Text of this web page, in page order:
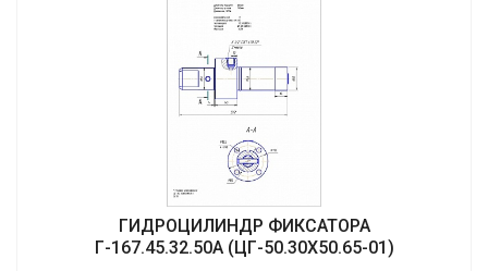
ГИДРОЦИЛИНДР ФИКСАТОРА
Г-167.45.32.50А (ЦГ-50.30Х50.65-01)